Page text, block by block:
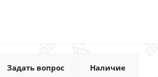
Задать вопрос Наличие